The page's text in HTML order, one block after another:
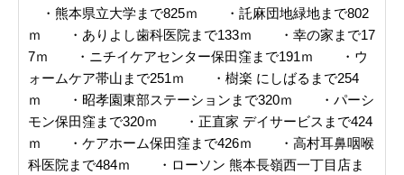
・熊本県立大学まで825ｍ ・託麻団地緑地まで802
ｍ ・ありよし歯科医院まで133ｍ ・幸の家まで17
7ｍ ・ニチイケアセンター保田窪まで191ｍ ・ウ
ォームケア帯山まで251ｍ ・樹楽 にしばるまで254
ｍ ・昭孝園東部ステーションまで320ｍ ・パーシ
モン保田窪まで320ｍ ・正直家 デイサービスまで424
ｍ ・ケアホーム保田窪まで426ｍ ・高村耳鼻咽喉
科医院まで484ｍ ・ローソン 熊本長嶺西一丁目店ま